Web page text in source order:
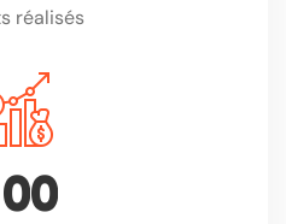
réalisés
00